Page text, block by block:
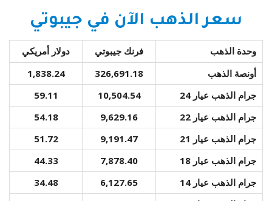
سعر الذهب الآن في جيبوتي
وحدة الذهب فرنك جيبوتي
دولار أمريكي
أونصة الذهب
326,691.18
1,838.24
جرام الذهب عيار 24
10,504.54
59.11
جرام الذهب عيار 22
9,629.16
54.18
جرام الذهب عيار 21
9,191.47
51.72
جرام الذهب عيار 18
7,878.40
44.33
جرام الذهب عيار 14
6,127.65
34.48